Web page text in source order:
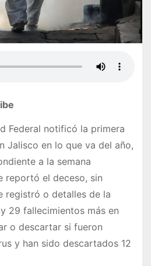
Federal notificó la primera
Jalisco en lo que va del año,
a la semana
reportó el deceso, sin
registró o detalles de la
29 fallecimientos más en
o descartar si fueron
y han sido descartados 12